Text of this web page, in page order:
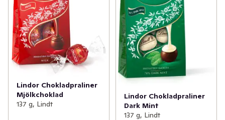
Lindor Chokladpraliner
Mjölkchoklad
137 g, Lindt
Lindor Chokladpraliner
Dark Mint
137 g, Lindt